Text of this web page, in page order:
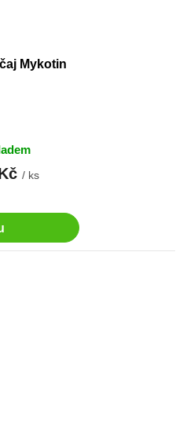
Mykotin
/ ks